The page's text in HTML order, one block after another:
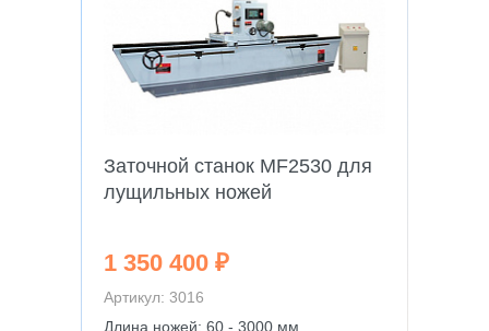
Заточной станок MF2530 для
лущильных ножей
1 350 400 ₽
Артикул: 3016
Длина ножей: 60 - 3000 мм